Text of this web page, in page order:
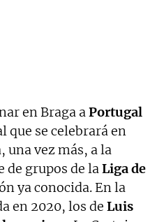
en Braga aPortugal
que se celebrará en
una vez más, a la
de grupos de laLiga de
ya conocida. En la
en 2020, los de Luis